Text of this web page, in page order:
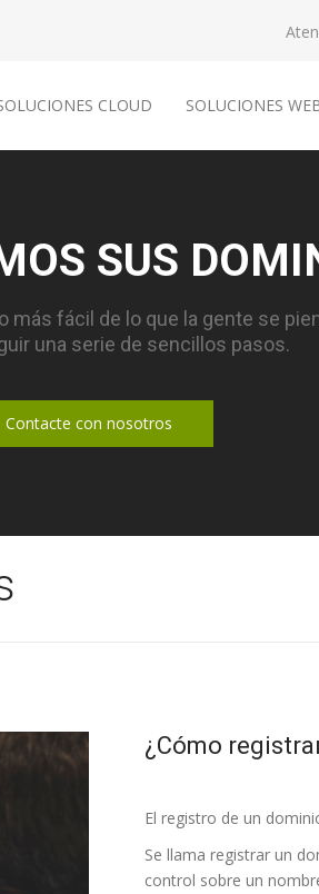
CLOUD SOLUCIONES
SUS
más fácil de lo que la gente se
una serie de sencillos pasos.
Contacte con nosotros
¿Cómo
El registro de un
Se llama registrar un
control sobre un